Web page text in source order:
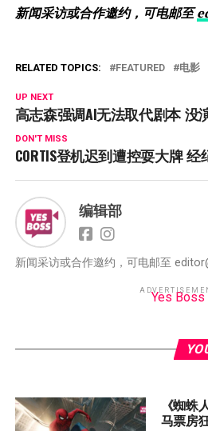
新闻采访或合作邀约，可电邮至
RELATED TOPICS: FEATURED 电影
UP NEXT
高志森强调AI无法取代剧本 没
DON'T MISS
CORTIS登机迟到遭控耍大牌
编辑部
新闻采访或合作邀约，可电邮至
Yes Boss
《蜘蛛
马票房